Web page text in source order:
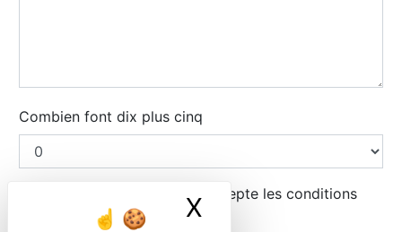
X Masquer le
Combien font dix plus cinq
En cochant cette case, j'accepte les conditions
particulières ci-dessous **